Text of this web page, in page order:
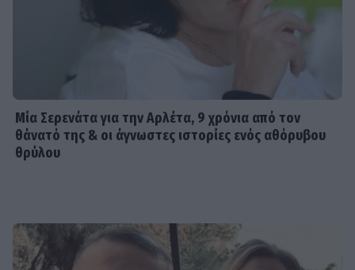
Μία Σερενάτα για την Αρλέτα, 9 χρόνια από τον
θάνατό της & οι άγνωστες ιστορίες ενός αθόρυβου
θρύλου